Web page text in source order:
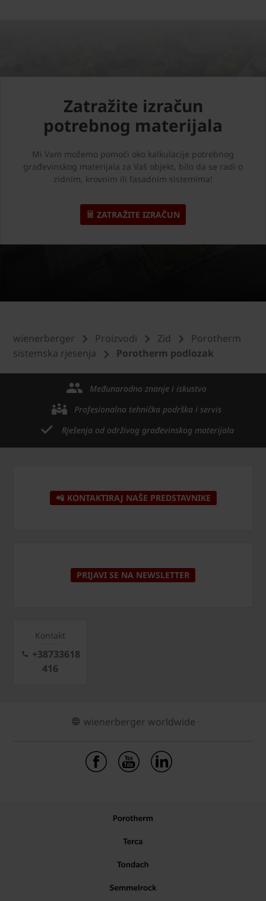
Zatražite izračun
potrebnog materijala
Mi Vam možemo pomoći oko kalkulacije potrebnog
građevinskog materijala za Vaš objekt, bilo da se radi o
zidnim, krovnim ili fasadnim sistemima!
ZATRAŽITE IZRAČUN
wienerberger Proizvodi Zid
Porotherm
sistemska rjesenja
Porotherm podlozak
Međunarodno znanje i iskustvo
Profesionalna tehnička podrška i servis
Rješenja od održivog građevinskog materijala
📲 KONTAKTIRAJ NAŠE PREDSTAVNIKE
PRIJAVI SE NA NEWSLETTER
Kontakt
+38733618
416
wienerberger worldwide